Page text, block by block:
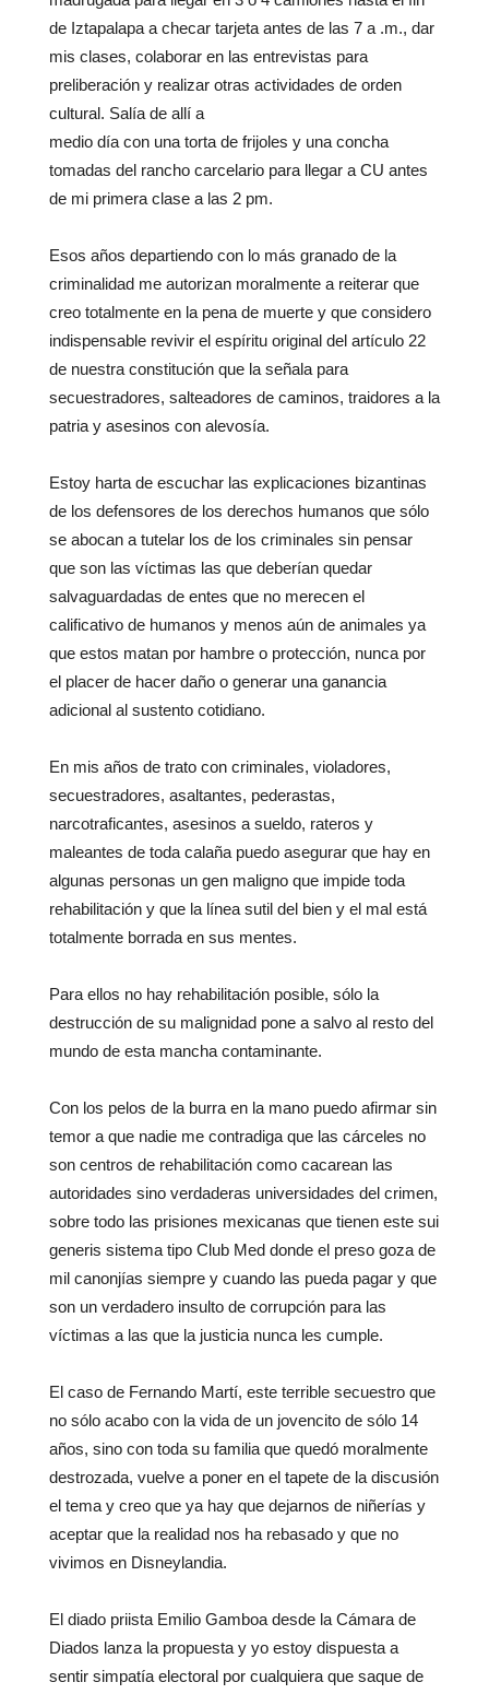
de Iztapalapa a checar tarjeta antes de las 7 a .m., dar
mis clases, colaborar en las entrevistas para
preliberación y realizar otras actividades de orden
cultural. Salía de allí a
medio día con una torta de frijoles y una concha
tomadas del rancho carcelario para llegar a CU antes
de mi primera clase a las 2 pm.
Esos años departiendo con lo más granado de la
criminalidad me autorizan moralmente a reiterar que
creo totalmente en la pena de muerte y que considero
indispensable revivir el espíritu original del artículo 22
de nuestra constitución que la señala para
secuestradores, salteadores de caminos, traidores a la
patria y asesinos con alevosía.
Estoy harta de escuchar las explicaciones bizantinas
de los defensores de los derechos humanos que sólo
se abocan a tutelar los de los criminales sin pensar
que son las víctimas las que deberían quedar
salvaguardadas de entes que no merecen el
calificativo de humanos y menos aún de animales ya
que estos matan por hambre o protección, nunca por
el placer de hacer daño o generar una ganancia
adicional al sustento cotidiano.
En mis años de trato con criminales, violadores,
secuestradores, asaltantes, pederastas,
narcotraficantes, asesinos a sueldo, rateros y
maleantes de toda calaña puedo asegurar que hay en
algunas personas un gen maligno que impide toda
rehabilitación y que la línea sutil del bien y el mal está
totalmente borrada en sus mentes.
Para ellos no hay rehabilitación posible, sólo la
destrucción de su malignidad pone a salvo al resto del
mundo de esta mancha contaminante.
Con los pelos de la burra en la mano puedo afirmar sin
temor a que nadie me contradiga que las cárceles no
son centros de rehabilitación como cacarean las
autoridades sino verdaderas universidades del crimen,
sobre todo las prisiones mexicanas que tienen este sui
generis sistema tipo Club Med donde el preso goza de
mil canonjías siempre y cuando las pueda pagar y que
son un verdadero insulto de corrupción para las
víctimas a las que la justicia nunca les cumple.
El caso de Fernando Martí, este terrible secuestro que
no sólo acabo con la vida de un jovencito de sólo 14
años, sino con toda su familia que quedó moralmente
destrozada, vuelve a poner en el tapete de la discusión
el tema y creo que ya hay que dejarnos de niñerías y
aceptar que la realidad nos ha rebasado y que no
vivimos en Disneylandia.
El diado priista Emilio Gamboa desde la Cámara de
Diados lanza la propuesta y yo estoy dispuesta a
sentir simpatía electoral por cualquiera que saque de